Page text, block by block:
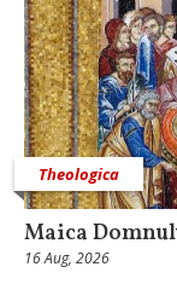
Theologica
Maica
16 Aug, 2026